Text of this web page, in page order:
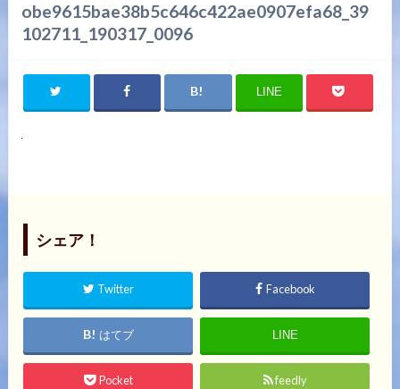
obe9615bae38b5c646c422ae0907efa68_39
102711_190317_0096
LINE
シェア！
Twitter Facebook
はてブ LINE
Pocket feedly